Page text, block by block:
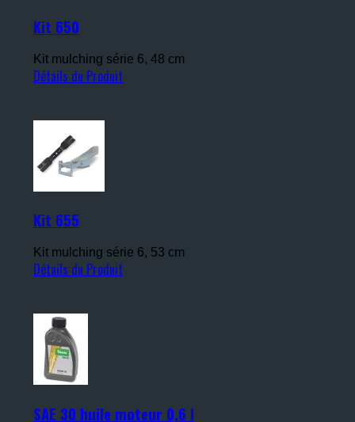
Kit 650
Kit mulching série 6, 48 cm
Détails du Produit
Kit 655
Kit mulching série 6, 53 cm
Détails du Produit
SAE 30 huile moteur 0,6 l